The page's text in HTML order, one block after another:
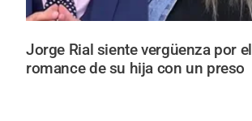
Jorge Rial siente vergüenza por el
romance de su hija con un preso